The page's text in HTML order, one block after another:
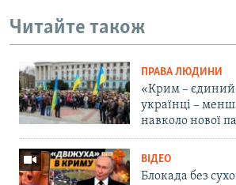
Читайте також
ПРАВА ЛЮДИНИ
«Крим – єдиний
українці –
навколо нової
ВІДЕО
Блокада без